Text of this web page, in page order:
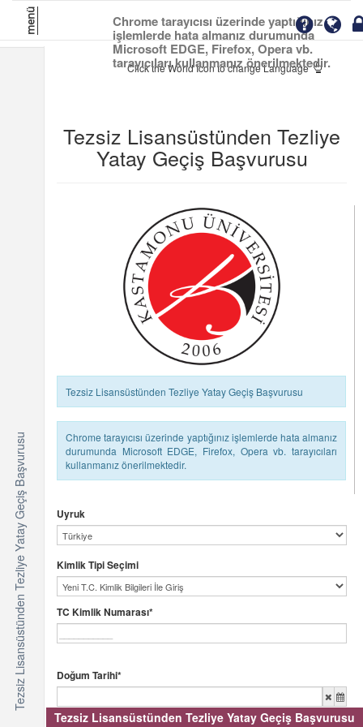
Tezsiz Lisansüstünden Tezliye Yatay Geçiş Başvurusu
menü Chrome tarayıcısı üzerinde yaptığınız
işlemlerde hata almanız durumunda
Microsoft EDGE, Firefox, Opera vb.
tarayıcıları kullanmanız önerilmektedir.
Tezsiz Lisansüstünden Tezliye Yatay Geçiş Başvurusu
Click the World Icon to change Language
Tezsiz Lisansüstünden Tezliye
Yatay Geçiş Başvurusu
Tezsiz Lisansüstünden Tezliye Yatay Geçiş Başvurusu
Chrome tarayıcısı üzerinde yaptığınız işlemlerde hata almanız
durumunda Microsoft EDGE, Firefox, Opera vb. tarayıcıları
kullanmanız önerilmektedir.
Uyruk
Kimlik Tipi Seçimi
TC Kimlik Numarası*
Doğum Tarihi*